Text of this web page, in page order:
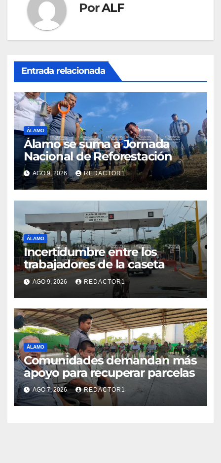
PorALF
Entrada relacionada
ÁLAMO
Álamo se suma a Jornada
Nacional de Reforestación
AGO 9, 2026 REDACTOR1
ÁLAMO
Incertidumbre entre los
trabajadores de la caseta
AGO 9, 2026 REDACTOR1
ÁLAMO
Comunidades demandan más
apoyo para recuperar parcelas
AGO 7, 2026 REDACTOR1